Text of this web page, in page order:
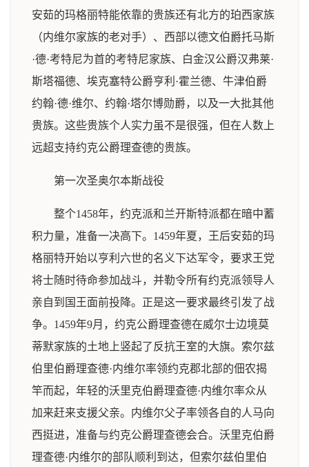
安茹的玛格丽特能依靠的贵族还有北方的珀西家族
（内维尔家族的老对手）、西部以德文伯爵托马斯
·德·考特尼为首的考特尼家族、白金汉公爵汉弗莱·
斯塔福德、埃克塞特公爵亨利·霍兰德、牛津伯爵
约翰·德·维尔、约翰·塔尔博勋爵，以及一大批其他
贵族。这些贵族个人实力虽不是很强，但在人数上
远超支持约克公爵理查德的贵族。
第一次圣奥尔本斯战役
整个1458年，约克派和兰开斯特派都在暗中蓄
积力量，准备一决高下。1459年夏，王后安茹的玛
格丽特开始以亨利六世的名义下达军令，要求王党
将士随时待命参加战斗，并勒令所有约克派领导人
亲自到国王面前投降。正是这一要求最终引发了战
争。1459年9月，约克公爵理查德在威尔士边境莫
蒂默家族的土地上竖起了反抗王室的大旗。索尔兹
伯里伯爵理查德·内维尔率领约克郡北部的佃农揭
竿而起，年轻的沃里克伯爵理查德·内维尔率众从
加来赶来支援父亲。内维尔父子率领各自的人马向
西挺进，准备与约克公爵理查德会合。沃里克伯爵
理查德·内维尔的部队顺利到达，但索尔兹伯里伯